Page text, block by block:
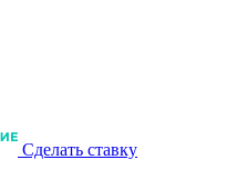
Сделать ставку